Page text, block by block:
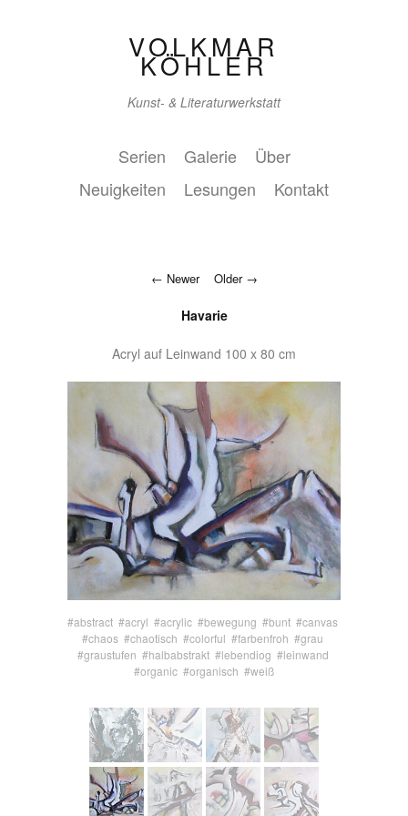
VOLKMAR
KÖHLER
Kunst- & Literaturwerkstatt
Serien Galerie
Über
Neuigkeiten
Lesungen Kontakt
Newer Older
Havarie
Acryl auf Leinwand 100 x 80 cm
#abstract #acryl #acrylic #bewegung #bunt #canvas
#chaos #chaotisch #colorful #farbenfroh #grau
#graustufen #halbabstrakt #lebendiog #leinwand
#organic #organisch #weiß